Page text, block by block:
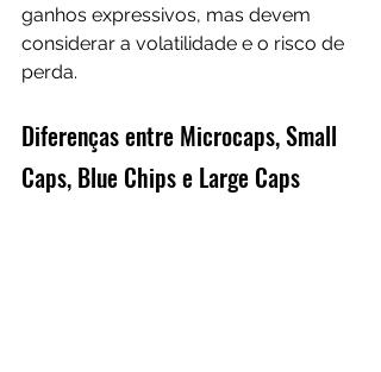
ganhos expressivos, mas devem
considerar a volatilidade e o risco de
perda.
Diferenças entre Microcaps, Small
Caps, Blue Chips e Large Caps